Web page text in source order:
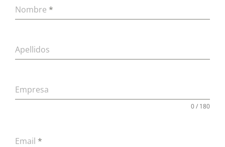
Nombre *
Apellidos
Empresa
0 / 180
Email *